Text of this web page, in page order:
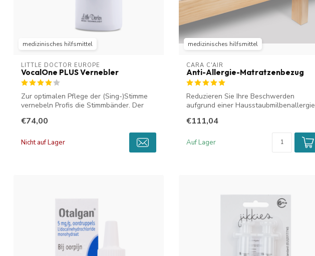
medizinisches hilfsmittel
LITTLE DOCTOR EUROPE
VocalOne PLUS Vernebler
Zur optimalen Pflege der (Sing-)Stimme
vernebeln Profis die Stimmbänder. Der
€74,00
Nicht auf Lager
medizinisches hilfsmittel
CARA C'AIR
Anti-Allergie-Matratzenbezug
Reduzieren Sie Ihre Beschwerden
aufgrund einer Hausstaubmilbenallergie
€111,04
Auf Lager